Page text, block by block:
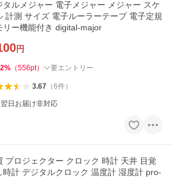
タルメジャー 電子メジャー メジャー スケ
計測 サイズ 電子ルーラーテープ 電子定規
リー機能付き digital-major
円
% （556pt） 要エントリー
3.67（6件）
日お届け非対応
プロジェクター クロック 時計 天井 目覚
時計 デジタルクロック 温度計 湿度計 pro-